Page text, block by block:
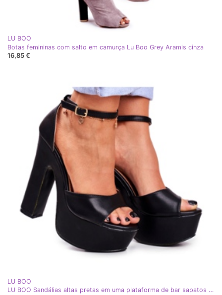
LU BOO
Botas femininas com salto em camurça Lu Boo Grey Aramis cinza
16,85 €
LU BOO
LU BOO Sandálias altas pretas em uma plataforma de bar sapatos altos preto